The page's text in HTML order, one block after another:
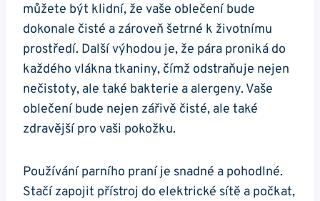
můžete být klidní, že vaše oblečení bude
dokonale čisté a zároveň šetrné ⁤k životnímu
prostředí. Další výhodou je, že pára proniká do
každého⁣ vlákna tkaniny, čímž ​odstraňuje nejen
nečistoty, ale také bakterie a alergeny. Vaše
oblečení bude nejen zářivě čisté, ale také
zdravější‌ pro vaši‌ pokožku.
Používání parního ⁢praní ⁤je snadné a pohodlné.
Stačí zapojit přístroj do elektrické sítě a počkat,